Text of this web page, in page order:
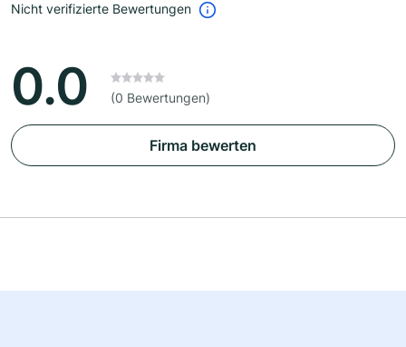
Nicht verifizierte Bewertungen
0.0 (0 Bewertungen)
Firma bewerten